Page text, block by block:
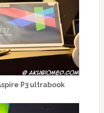
P3 ultrabook